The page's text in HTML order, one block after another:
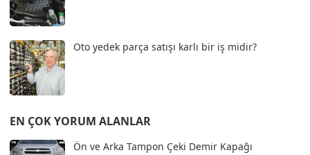
Oto yedek parça satışı karlı bir iş midir?
EN ÇOK YORUM ALANLAR
Ön ve Arka Tampon Çeki Demir Kapağı